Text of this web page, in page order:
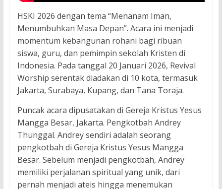
HSKI 2026 dengan tema “Menanam Iman,
Menumbuhkan Masa Depan”. Acara ini menjadi
momentum kebangunan rohani bagi ribuan
siswa, guru, dan pemimpin sekolah Kristen di
Indonesia. Pada tanggal 20 Januari 2026, Revival
Worship serentak diadakan di 10 kota, termasuk
Jakarta, Surabaya, Kupang, dan Tana Toraja.
Puncak acara dipusatakan di Gereja Kristus Yesus
Mangga Besar, Jakarta. Pengkotbah Andrey
Thunggal. Andrey sendiri adalah seorang
pengkotbah di Gereja Kristus Yesus Mangga
Besar. Sebelum menjadi pengkotbah, Andrey
memiliki perjalanan spiritual yang unik, dari
pernah menjadi ateis hingga menemukan